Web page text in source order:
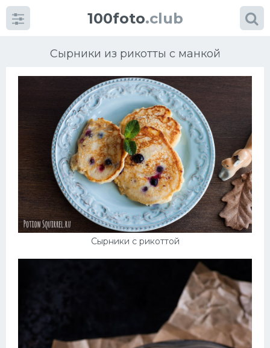
100foto.club
Сырники из рикотты с манкой
Сырники с рикоттой
Категориикартинок
Супы
Мясные блюда
Печенье
Напитки
Дизайн комнаты